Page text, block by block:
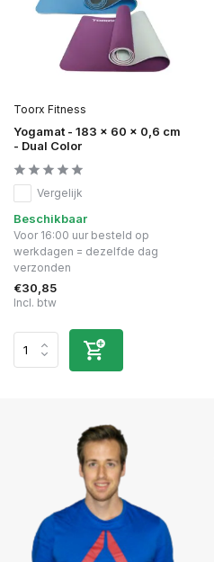
Toorx Fitness
Yogamat - 183 x 60 x 0,6 cm
- Dual Color
Vergelijk
Beschikbaar
Voor 16:00 uur besteld op
werkdagen = dezelfde dag
verzonden
€30,85
Incl. btw